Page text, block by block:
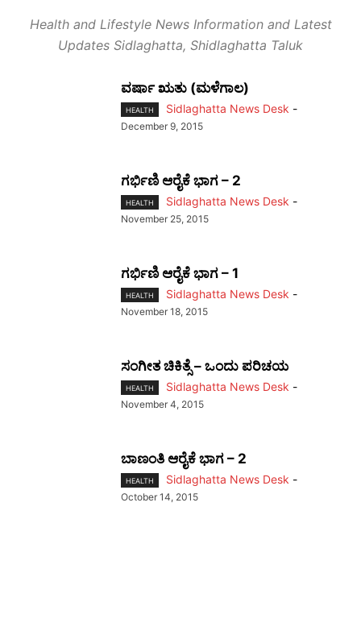
CHINTAMANI COVID-19 CULTURE EDUCATION HEALTH
HOROSCOPE KIDS LIFESTYLE MALLIKARJUNA MONEY
REAL ESTATE SIDLAGHATTA SILK
TECH WORLD
Health and Lifestyle News Information and Latest
Updates Sidlaghatta, Shidlaghatta Taluk
ವರ್ಷಾ ಋತು (ಮಳೆಗಾಲ)
HEALTH Sidlaghatta News Desk -
December 9, 2015
ಗರ್ಭಿಣಿ ಆರೈಕೆ ಭಾಗ – 2
HEALTH Sidlaghatta News Desk -
November 25, 2015
ಗರ್ಭಿಣಿ ಆರೈಕೆ ಭಾಗ – 1
HEALTH Sidlaghatta News Desk -
November 18, 2015
ಸಂಗೀತ ಚಿಕಿತ್ಸೆ – ಒಂದು ಪರಿಚಯ
HEALTH Sidlaghatta News Desk -
November 4, 2015
ಬಾಣಂತಿ ಆರೈಕೆ ಭಾಗ – 2
HEALTH Sidlaghatta News Desk -
October 14, 2015